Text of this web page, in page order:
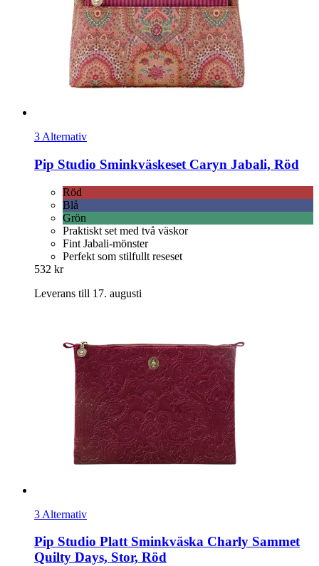
3 Alternativ
Pip Studio Sminkväskeset Caryn Jabali, Röd
Röd
Blå
Grön
Praktiskt set med två väskor
Fint Jabali-mönster
Perfekt som stilfullt reseset
532 kr
Leverans till 17. augusti
3 Alternativ
Pip Studio Platt Sminkväska Charly Sammet
Quilty Days, Stor, Röd